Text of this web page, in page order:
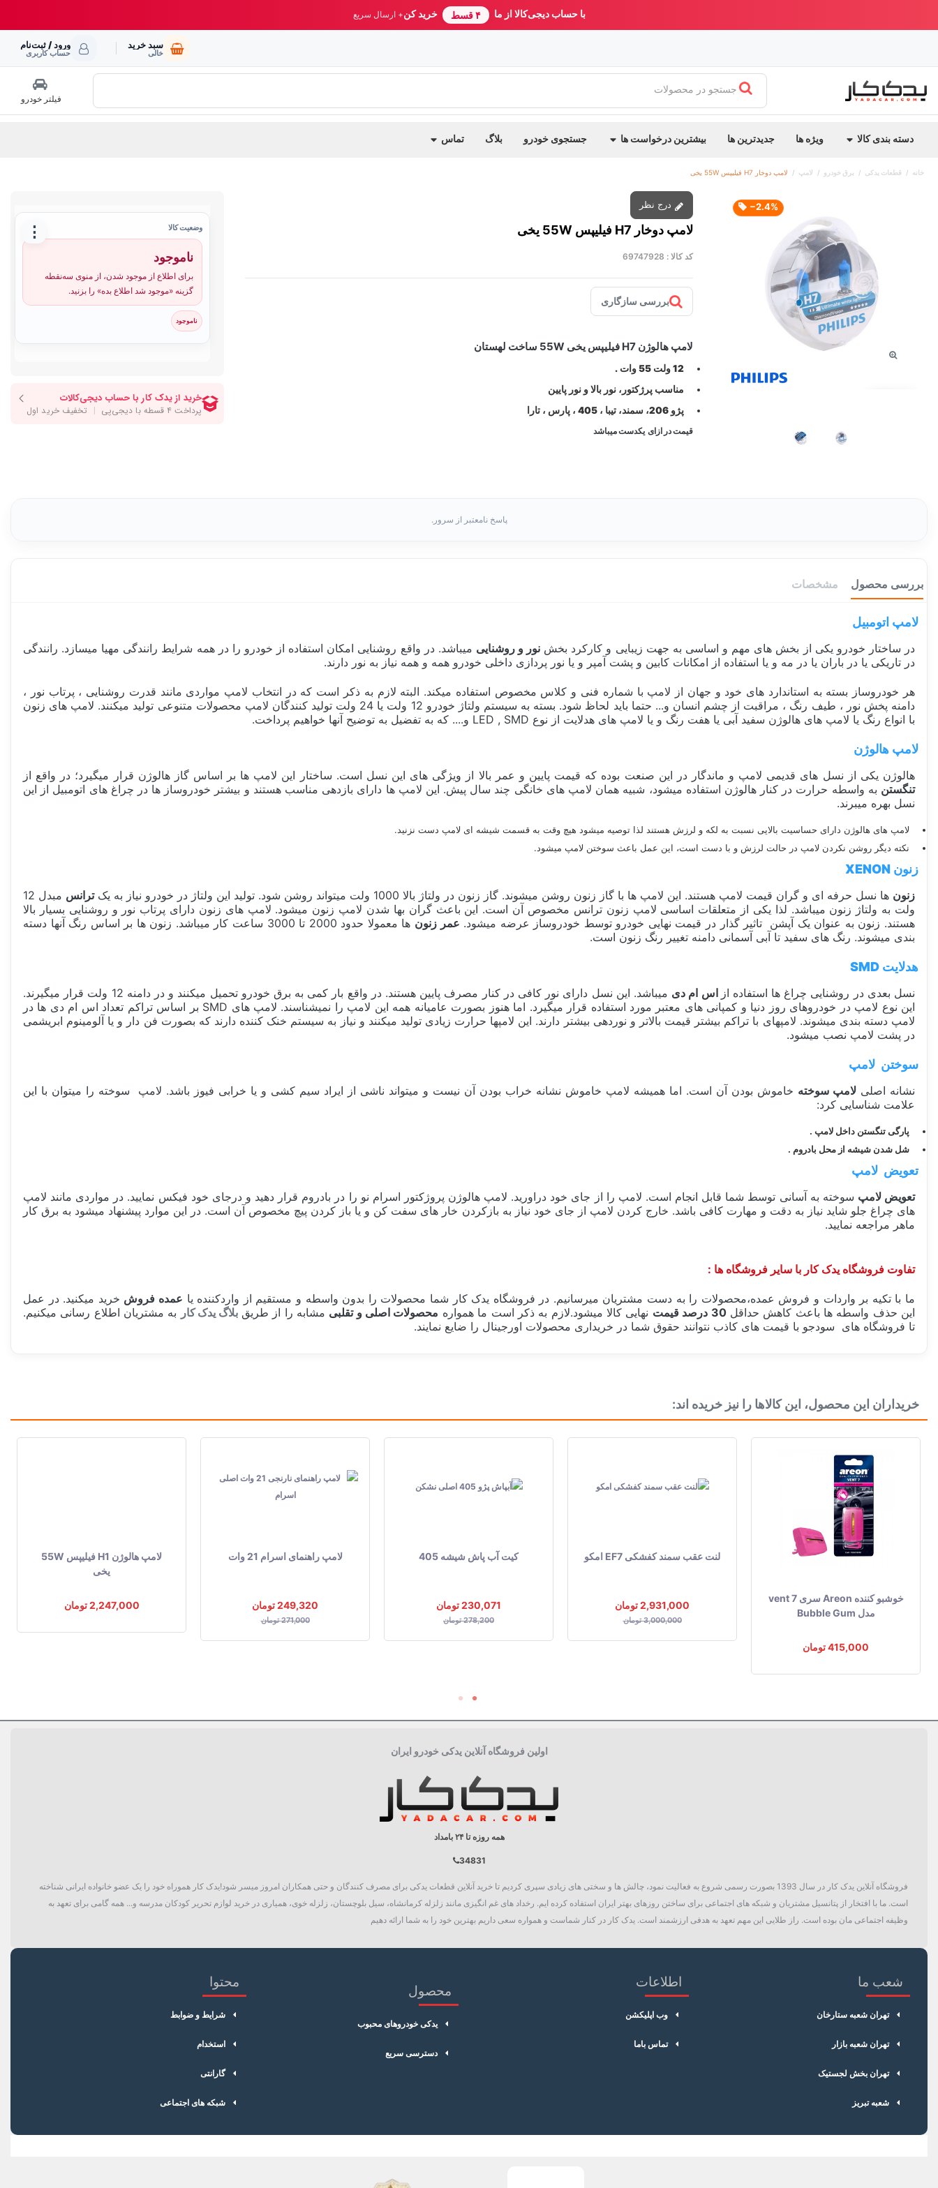
با حساب دیجی‌کالا از ما ۴ قسط خرید کن+ ارسال سریع
سبد خرید
خالی
ورود / ثبت‌نام
حساب کاربری
جستجو در محصولات
فیلتر خودرو
دسته بندی کالا ویژه ها جدیدترین ها بیشترین درخواست ها جستجوی خودرو بلاگ تماس
خانه قطعات یدکی برق خودرو لامپ لامپ دوخار H7 فیلیپس 55W یخی
‎−2.4%
لامپ دوخار H7 فیلیپس 55W یخی
کد کالا : 69747928
بررسی سازگاری
لامپ هالوژن H7 فیلیپس یخی 55W ساخت لهستان
12 ولت 55 وات .
مناسب پرژکتور، نور بالا و نور پایین
پژو 206، سمند، تیبا ، 405 ، پارس ، تارا
قیمت در ازای یکدست میباشد
⋮ وضعیت کالا
ناموجود
برای اطلاع از موجود شدن، از منوی سه‌نقطه
گزینه «موجود شد اطلاع بده» را بزنید.
ناموجود
پاسخ نامعتبر از سرور.
بررسی محصول مشخصات
لامپ اتومبیل
در ساختار خودرو یکی از بخش های مهم و اساسی به جهت زیبایی و کارکرد بخش نور و روشنایی میباشد. در واقع روشنایی امکان استفاده از خودرو را در همه شرایط رانندگی مهیا میسازد. رانندگی
در تاریکی یا در باران یا در مه و یا استفاده از امکانات کابین و پشت آمپر و یا نور پردازی داخلی خودرو همه و همه نیاز به نور دارند.
هر خودروساز بسته به استاندارد های خود و جهان از لامپ با شماره فنی و کلاس مخصوص استفاده میکند. البته لازم به ذکر است که در انتخاب لامپ مواردی مانند قدرت روشنایی ، پرتاب نور ،
دامنه پخش نور ، طیف رنگ ، مراقبت از چشم انسان و... حتما باید لحاظ شود. بسته به سیستم ولتاژ خودرو 12 ولت یا 24 ولت تولید کنندگان لامپ محصولات متنوعی تولید میکنند. لامپ های زنون
با انواع رنگ یا لامپ های هالوژن سفید آبی یا هفت رنگ و یا لامپ های هدلایت از نوع LED , SMD و.... که به تفضیل به توضیح آنها خواهیم پرداخت.
لامپ هالوژن
هالوژن یکی از نسل های قدیمی لامپ و ماندگار در این صنعت بوده که قیمت پایین و عمر بالا از ویژگی های این نسل است. ساختار این لامپ ها بر اساس گاز هالوژن قرار میگیرد؛ در واقع از
تنگستن به واسطه حرارت در کنار هالوژن استفاده میشود، شبیه همان لامپ های خانگی چند سال پیش. این لامپ ها دارای بازدهی مناسب هستند و بیشتر خودروساز ها در چراغ های اتومبیل از این
نسل بهره میبرند.
لامپ های هالوژن دارای حساسیت بالایی نسبت به لکه و لرزش هستند لذا توصیه میشود هیچ وقت به قسمت شیشه ای لامپ دست نزنید.
نکته دیگر روشن نکردن لامپ در حالت لرزش و با دست است، این عمل باعث سوختن لامپ میشود.
زنون XENON
زنون ها نسل حرفه ای و گران قیمت لامپ هستند. این لامپ ها با گاز زنون روشن میشوند. گاز زنون در ولتاژ بالا 1000 ولت میتواند روشن شود. تولید این ولتاژ در خودرو نیاز به یک ترانس
مبدل 12
ولت به ولتاژ زنون میباشد. لذا یکی از متعلقات اساسی لامپ زنون ترانس مخصوص آن است. این باعث گران بها شدن لامپ زنون میشود. لامپ های زنون دارای پرتاب نور و روشنایی بسیار بالا
هستند. زنون به عنوان یک آپشن تاثیر گذار در قیمت نهایی خودرو توسط خودروساز عرضه میشود. عمر زنون
ها معمولا حدود 2000 تا 3000 ساعت کار میباشد. زنون ها بر اساس رنگ آنها دسته
بندی میشوند. رنگ های سفید تا آبی آسمانی دامنه تغییر رنگ زنون است.
هدلایت SMD
نسل بعدی در روشنایی چراغ ها استفاده از اس ام دی
میباشد. این نسل دارای نور کافی در کنار مصرف پایین هستند. در واقع بار کمی به برق خودرو تحمیل میکنند و در دامنه 12 ولت قرار میگیرند.
این نوع لامپ در خودروهای روز دنیا و کمپانی های معتبر مورد استفاده قرار میگیرد. اما هنوز بصورت عامیانه همه این لامپ را نمیشناسند. لامپ های SMD بر اساس تراکم تعداد اس ام دی ها در
لامپ دسته بندی میشوند. لامپهای با تراکم بیشتر قیمت بالاتر و نوردهی بیشتر دارند. این لامپها حرارت زیادی تولید میکنند و نیاز به سیستم خنک کننده دارند که بصورت فن دار و یا آلومینوم ابریشمی
در پشت لامپ نصب میشود.
سوختن لامپ
نشانه اصلی لامپ سوخته خاموش بودن آن است. اما همیشه لامپ خاموش نشانه خراب بودن آن نیست و میتواند ناشی از ایراد سیم کشی و یا خرابی فیوز باشد. لامپ سوخته را میتوان با این
علامت شناسایی کرد:
پارگی تنگستن داخل لامپ .
شل شدن شیشه از محل بادروم .
تعویض لامپ
تعویض لامپ سوخته به آسانی توسط شما قابل انجام است. لامپ را از جای خود دراورید. لامپ هالوژن پروژکتور اسرام نو را در بادروم قرار دهید و درجای خود فیکس نمایید. در مواردی مانند لامپ
های چراغ جلو شاید نیاز به دقت و مهارت کافی باشد. خارج کردن لامپ از جای خود نیاز به بازکردن خار های سفت کن و یا باز کردن پیچ مخصوص آن است. در این موارد پیشنهاد میشود به برق کار
ماهر مراجعه نمایید.
تفاوت فروشگاه یدک کار با سایر فروشگاه ها :
ما با تکیه بر واردات و فروش عمده،محصولات را به دست مشتریان میرسانیم. در فروشگاه یدک کار شما محصولات را بدون واسطه و مستقیم از واردکننده یا عمده فروش خرید میکنید. در عمل
این حذف واسطه ها باعث کاهش حداقل30 درصد قیمت نهایی کالا میشود.لازم به ذکر است ما همواره محصولات اصلی و تقلبی مشابه را از طریقبلاگ یدک کار به مشتریان اطلاع رسانی میکنیم.
تا فروشگاه های سودجو با قیمت های کاذب نتوانند حقوق شما در خریداری محصولات اورجینال را ضایع نمایند.
بسته بندی
مشخصات فنی لامپ H7
خریداران این محصول، این کالاها را نیز خریده اند:
خوشبو کننده Areon سری vent 7
مدل Bubble Gum
415,000 تومان
لنت عقب سمند کفشکی EF7 امکو
2,931,000 تومان
3,000,000 تومان
کیت آب پاش شیشه 405
230,071 تومان
278,200 تومان
لامپ راهنمای اسرام 21 وات
249,320 تومان
271,000 تومان
لامپ هالوژن H1 فیلیپس 55W
یخی
2,247,000 تومان
اولین فروشگاه آنلاین یدکی خودرو ایران
همه روزه تا ۲۴ بامداد
34831
فروشگاه آنلاین یدک کار در سال 1393 بصورت رسمی شروع به فعالیت نمود، چالش ها و سختی های زیادی سپری کردیم تا خرید آنلاین قطعات یدکی برای مصرف کنندگان و حتی همکاران امروز میسر شود!یدک کار هموراه خود را یک عضو خانواده ایرانی شناخته
است. ما با افتخار از پتانسیل مشتریان و شبکه های اجتماعی برای ساختن روزهای بهتر ایران استفاده کرده ایم. رخداد های غم انگیزی مانند زلزله کرمانشاه، سیل بلوچستان، زلزله خوی، همیاری در خرید لوازم تحریر کودکان مدرسه و... همه گامی برای تعهد به
وظیفه اجتماعی مان بوده است. راز طلایی این مهم تعهد به هدفی ارزشمند است. یدک کار در کنار شماست و همواره سعی داریم بهترین خود را به شما ارائه دهیم
شعب ما
تهران شعبه ستارخان
تهران شعبه بازار
تهران بخش لجستیک
شعبه تبریز
اطلاعات
وب اپلیکشن
تماس باما
محصول
یدکی خودروهای محبوب
دسترسی سریع
محتوا
شرایط و ضوابط
استخدام
گارانتی
شبکه های اجتماعی